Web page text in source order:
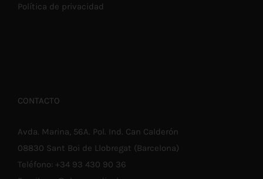
Política de privacidad
CONTACTO
Avda. Marina, 56A. Pol. Ind. Can Calderón
08830 Sant Boi de Llobregat (Barcelona)
Teléfono: +34 93 430 90 36